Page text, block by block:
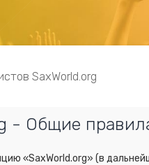
SaxWorld.org
- Общие
«SaxWorld.org» (в